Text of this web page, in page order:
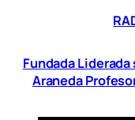
Fundada
Araneda